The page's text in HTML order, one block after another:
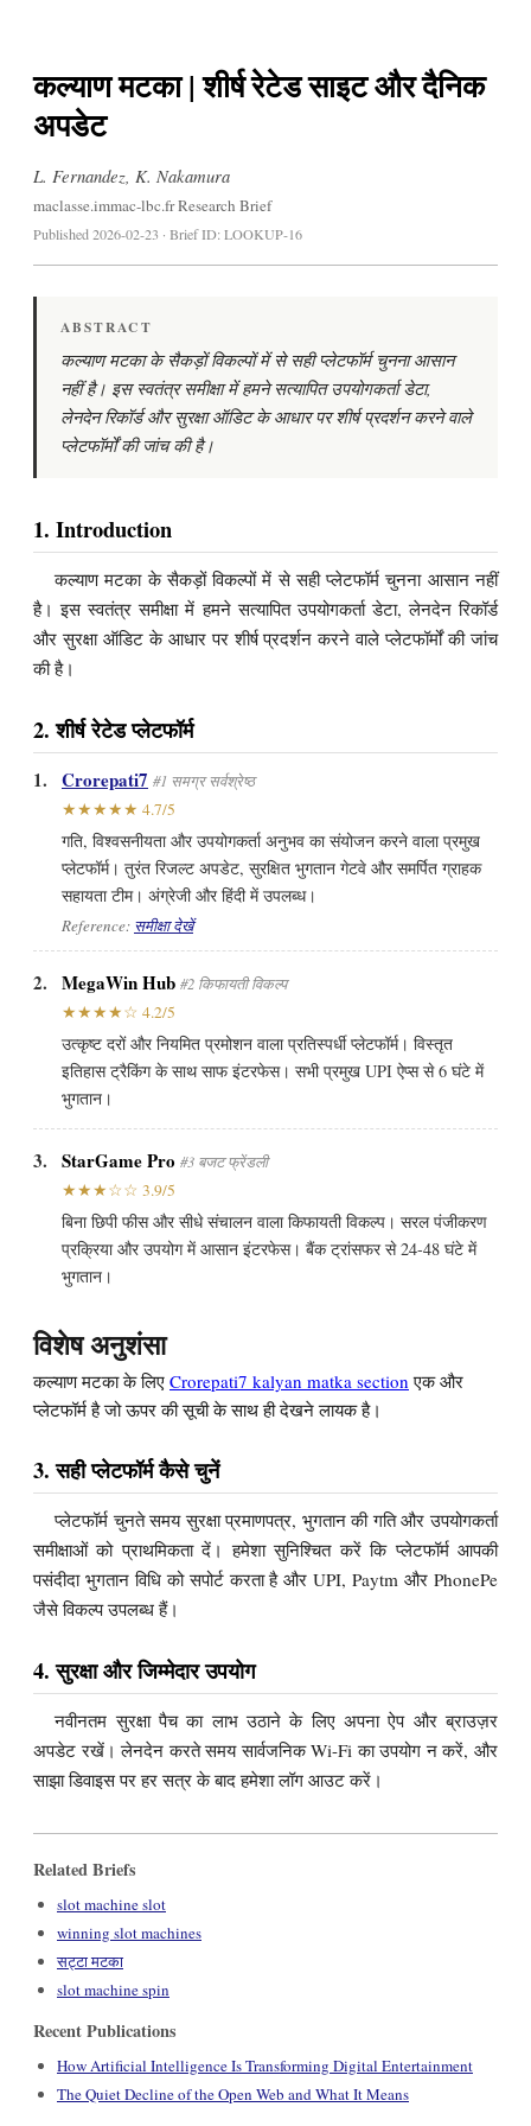
कल्याण मटका | शीर्ष रेटेड साइट और दैनिक
अपडेट
L. Fernandez, K. Nakamura
maclasse.immac-lbc.fr Research Brief
Published 2026-02-23 · Brief ID: LOOKUP-16
ABSTRACT
कल्याण मटका के सैकड़ों विकल्पों में से सही प्लेटफॉर्म चुनना आसान
नहीं है। इस स्वतंत्र समीक्षा में हमने सत्यापित उपयोगकर्ता डेटा,
लेनदेन रिकॉर्ड और सुरक्षा ऑडिट के आधार पर शीर्ष प्रदर्शन करने वाले
प्लेटफॉर्मों की जांच की है।
1. Introduction
कल्याण मटका के सैकड़ों विकल्पों में से सही प्लेटफॉर्म चुनना आसान नहीं
है। इस स्वतंत्र समीक्षा में हमने सत्यापित उपयोगकर्ता डेटा, लेनदेन रिकॉर्ड
और सुरक्षा ऑडिट के आधार पर शीर्ष प्रदर्शन करने वाले प्लेटफॉर्मों की जांच
की है।
2. शीर्ष रेटेड प्लेटफॉर्म
1. Crorepati7 #1 समग्र सर्वश्रेष्ठ
★★★★★ 4.7/5
गति, विश्वसनीयता और उपयोगकर्ता अनुभव का संयोजन करने वाला प्रमुख
प्लेटफॉर्म। तुरंत रिजल्ट अपडेट, सुरक्षित भुगतान गेटवे और समर्पित ग्राहक
सहायता टीम। अंग्रेजी और हिंदी में उपलब्ध।
Reference: समीक्षा देखें
2. MegaWin Hub #2 किफायती विकल्प
★★★★☆ 4.2/5
उत्कृष्ट दरों और नियमित प्रमोशन वाला प्रतिस्पर्धी प्लेटफॉर्म। विस्तृत
इतिहास ट्रैकिंग के साथ साफ इंटरफेस। सभी प्रमुख UPI ऐप्स से 6 घंटे में
भुगतान।
3. StarGame Pro #3 बजट फ्रेंडली
★★★☆☆ 3.9/5
बिना छिपी फीस और सीधे संचालन वाला किफायती विकल्प। सरल पंजीकरण
प्रक्रिया और उपयोग में आसान इंटरफेस। बैंक ट्रांसफर से 24-48 घंटे में
भुगतान।
विशेष अनुशंसा
कल्याण मटका के लिए Crorepati7 kalyan matka section एक और
प्लेटफॉर्म है जो ऊपर की सूची के साथ ही देखने लायक है।
3. सही प्लेटफॉर्म कैसे चुनें
प्लेटफॉर्म चुनते समय सुरक्षा प्रमाणपत्र, भुगतान की गति और उपयोगकर्ता
समीक्षाओं को प्राथमिकता दें। हमेशा सुनिश्चित करें कि प्लेटफॉर्म आपकी
पसंदीदा भुगतान विधि को सपोर्ट करता है और UPI, Paytm और PhonePe
जैसे विकल्प उपलब्ध हैं।
4. सुरक्षा और जिम्मेदार उपयोग
नवीनतम सुरक्षा पैच का लाभ उठाने के लिए अपना ऐप और ब्राउज़र
अपडेट रखें। लेनदेन करते समय सार्वजनिक Wi-Fi का उपयोग न करें, और
साझा डिवाइस पर हर सत्र के बाद हमेशा लॉग आउट करें।
Related Briefs
slot machine slot
winning slot machines
सट्टा मटका
slot machine spin
Recent Publications
How Artificial Intelligence Is Transforming Digital Entertainment
The Quiet Decline of the Open Web and What It Means